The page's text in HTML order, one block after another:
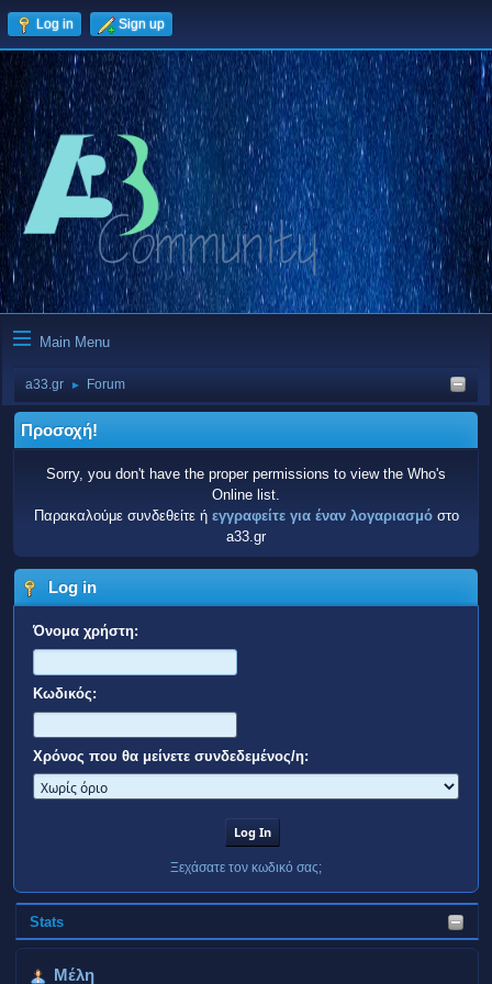
Log in Sign up
Main Menu
a33.gr ► Forum
Stats
Μέλη
Προσοχή!
Sorry, you don't have the proper permissions to view the Who's
Online list.
Παρακαλούμε συνδεθείτε ή εγγραφείτε για έναν λογαριασμόστο
a33.gr
Log in
Όνομα χρήστη:
Κωδικός:
Χρόνος που θα μείνετε συνδεδεμένος/η:
Ξεχάσατε τον κωδικό σας;